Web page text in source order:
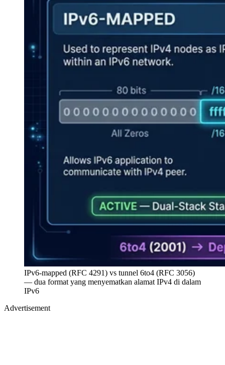
IPv6-mapped (RFC 4291) vs tunnel 6to4 (RFC 3056)
— dua format yang menyematkan alamat IPv4 di dalam
IPv6
Advertisement